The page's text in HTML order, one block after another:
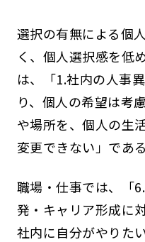
選択の有無による個
く、個人選択感を低
は、「1.社内の人事
り、個人の希望は考
や場所を、個人の生
変更できない」である
職場・仕事では、「
発・キャリア形成に
社内に自分がやりた